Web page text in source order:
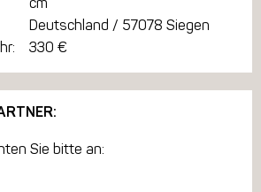
Deutschland / 57078 Siegen
330 €
Sie bitte an: